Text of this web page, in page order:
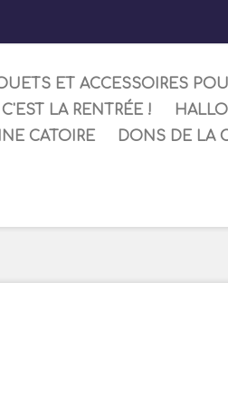
ET ACCESSOIRES
C'EST LA RENTRÉE !
CATOIRE
DONS DE LA